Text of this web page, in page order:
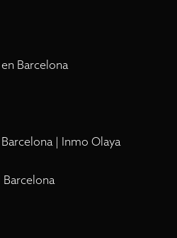
Barcelona
| Inmo Olaya